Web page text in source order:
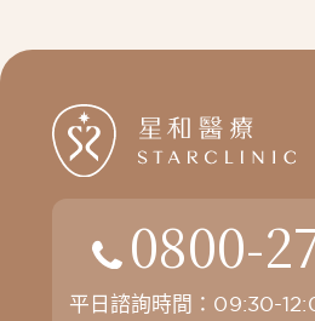
0800-
平日諮詢時間：09:30-